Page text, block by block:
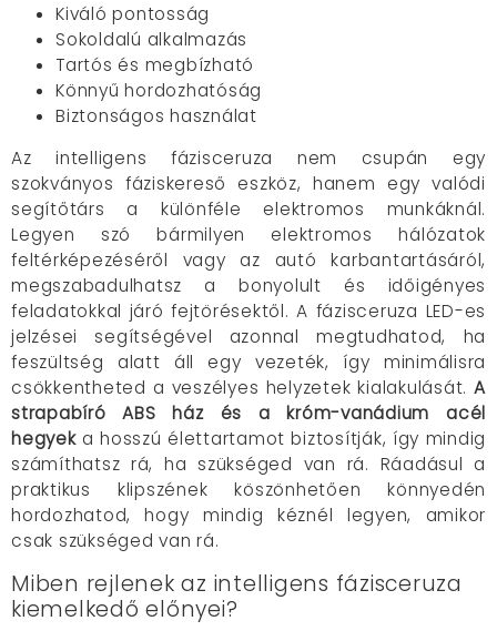
Kiváló pontosság
Sokoldalú alkalmazás
Tartós és megbízható
Könnyű hordozhatóság
Biztonságos használat
Az intelligens fázisceruza nem csupán egy
szokványos fáziskereső eszköz, hanem egy valódi
segítőtárs a különféle elektromos munkáknál.
Legyen szó bármilyen elektromos hálózatok
feltérképezéséről vagy az autó karbantartásáról,
megszabadulhatsz a bonyolult és időigényes
feladatokkal járó fejtörésektől. A fázisceruza LED-es
jelzései segítségével azonnal megtudhatod, ha
feszültség alatt áll egy vezeték, így minimálisra
csökkentheted a veszélyes helyzetek kialakulását.A
strapabíró ABS ház és a króm-vanádium acél
hegyeka hosszú élettartamot biztosítják, így mindig
számíthatsz rá, ha szükséged van rá. Ráadásul a
praktikus klipszének köszönhetően könnyedén
hordozhatod, hogy mindig kéznél legyen, amikor
csak szükséged van rá.
Miben rejlenek az intelligens fázisceruza
kiemelkedő előnyei?